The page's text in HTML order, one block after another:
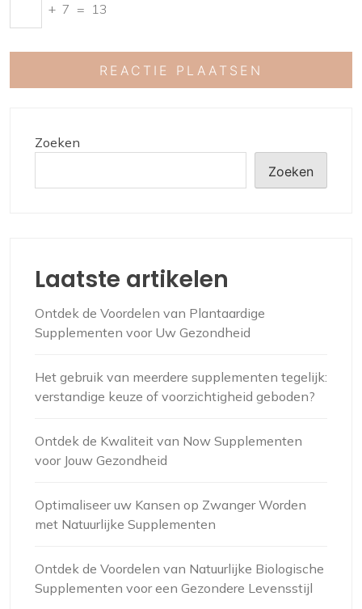
+ 7 = 13
Zoeken
Zoeken
Laatste artikelen
Ontdek de Voordelen van Plantaardige
Supplementen voor Uw Gezondheid
Het gebruik van meerdere supplementen tegelijk:
verstandige keuze of voorzichtigheid geboden?
Ontdek de Kwaliteit van Now Supplementen
voor Jouw Gezondheid
Optimaliseer uw Kansen op Zwanger Worden
met Natuurlijke Supplementen
Ontdek de Voordelen van Natuurlijke Biologische
Supplementen voor een Gezondere Levensstijl